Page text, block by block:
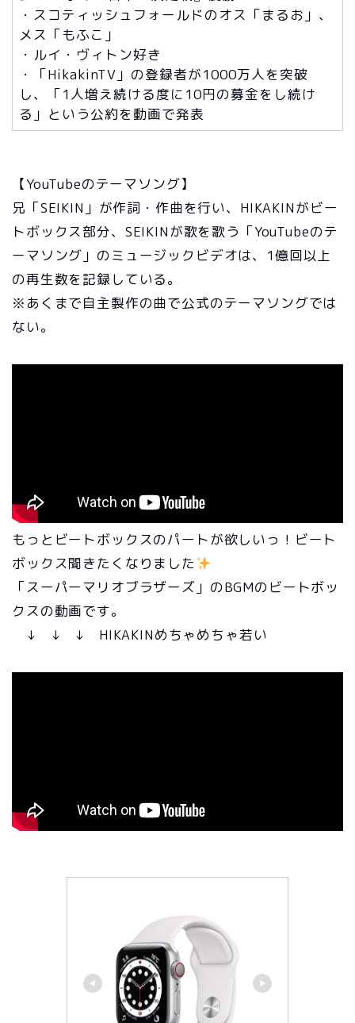
・スコティッシュフォールドのオス「まるお」、
メス「もふこ」
・ルイ・ヴィトン好き
・「HikakinTV」の登録者が1000万人を突破
し、「1人増え続ける度に10円の募金をし続け
る」という公約を動画で発表
【YouTubeのテーマソング】
兄「SEIKIN」が作詞・作曲を行い、HIKAKINがビー
トボックス部分、SEIKINが歌を歌う「YouTubeのテ
ーマソング」のミュージックビデオは、1億回以上
の再生数を記録している。
※あくまで自主製作の曲で公式のテーマソングでは
ない。
もっとビートボックスのパートが欲しいっ！ビート
ボックス聞きたくなりました
「スーパーマリオブラザーズ」のBGMのビートボッ
クスの動画です。
↓ ↓ ↓ HIKAKINめちゃめちゃ若い